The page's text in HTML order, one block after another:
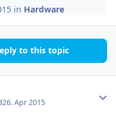
in Hardware
to this topic
26. Apr 2015